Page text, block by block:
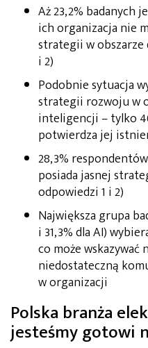
Aż 23,2% badanych
ich organizacja nie
strategii w obszarze
i 2)
Podobnie sytuacja
strategii rozwoju w
inteligencji – tylko
potwierdza jej
28,3%
posiada jasnej
odpowiedzi 1 i 2)
Największa grupa
i 31,3% dla AI)
co może wskazywać
niedostateczną
w organizacji
Polska branża
jesteśmy gotowi